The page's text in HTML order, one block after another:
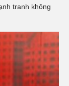
tranh không